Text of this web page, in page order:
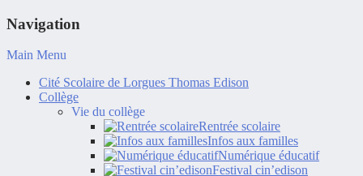
Navigation
Main Menu
Cité Scolaire de Lorgues Thomas Edison
Collège
Vie du collège
Rentrée scolaire
Infos aux familles
Numérique éducatif
Festival cin’edison